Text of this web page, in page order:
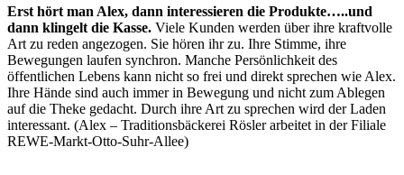
Erst hört man Alex, dann interessieren die Produkte…..und
dann klingelt die Kasse. Viele Kunden werden über ihre kraftvolle
Art zu reden angezogen. Sie hören ihr zu. Ihre Stimme, ihre
Bewegungen laufen synchron. Manche Persönlichkeit des
öffentlichen Lebens kann nicht so frei und direkt sprechen wie Alex.
Ihre Hände sind auch immer in Bewegung und nicht zum Ablegen
auf die Theke gedacht. Durch ihre Art zu sprechen wird der Laden
interessant. (Alex – Traditionsbäckerei Rösler arbeitet in der Filiale
REWE-Markt-Otto-Suhr-Allee)